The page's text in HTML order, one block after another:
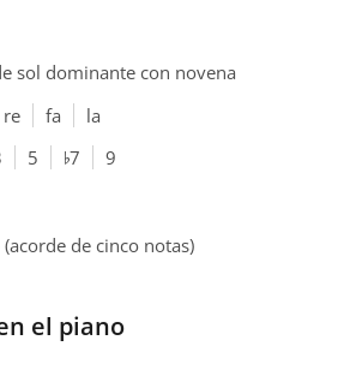
sol dominante con novena
re fa la
5 ♭7 9
de cinco notas)
el piano